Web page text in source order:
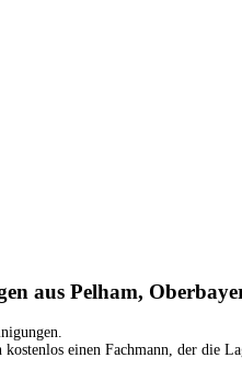
aus Pelham,
einen Fachmann, der die